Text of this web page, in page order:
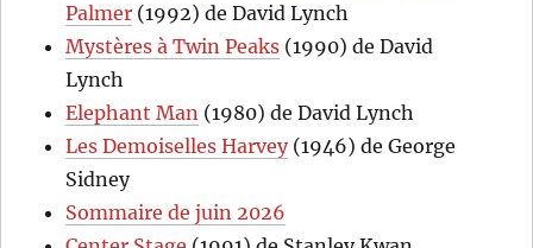
Palmer (1992) de David Lynch
Mystères à Twin Peaks (1990) de David
Lynch
Elephant Man (1980) de David Lynch
Les Demoiselles Harvey(1946) de George
Sidney
Sommaire de juin 2026